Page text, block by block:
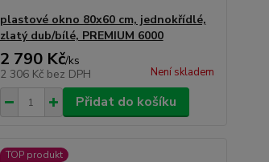
plastové okno 80x60 cm, jednokřídlé,
zlatý dub/bílé, PREMIUM 6000
2 790 Kč/ks
2 306 Kč bez DPH Není skladem
Přidat do košíku
TOP produkt